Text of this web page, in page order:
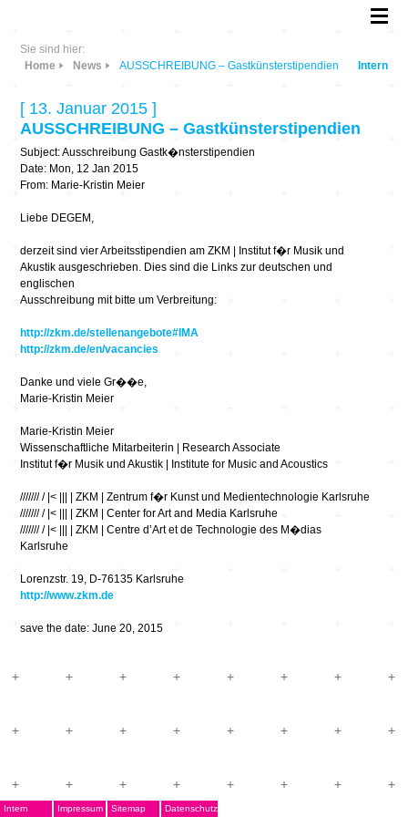
Sie sind hier:
Home
News AUSSCHREIBUNG – Gastkünsterstipendien Intern
[ 13. Januar 2015 ]
AUSSCHREIBUNG – Gastkünsterstipendien
Subject: Ausschreibung Gastk�nsterstipendien
Date: Mon, 12 Jan 2015
From: Marie-Kristin Meier
Liebe DEGEM,
derzeit sind vier Arbeitsstipendien am ZKM | Institut f�r Musik und
Akustik ausgeschrieben. Dies sind die Links zur deutschen und
englischen
Ausschreibung mit bitte um Verbreitung:
http://zkm.de/stellenangebote#IMA
http://zkm.de/en/vacancies
Danke und viele Gr��e,
Marie-Kristin Meier
Marie-Kristin Meier
Wissenschaftliche Mitarbeiterin | Research Associate
Institut f�r Musik und Akustik | Institute for Music and Acoustics
/////// / |< ||| | ZKM | Zentrum f�r Kunst und Medientechnologie Karlsruhe
/////// / |< ||| | ZKM | Center for Art and Media Karlsruhe
/////// / |< ||| | ZKM | Centre d’Art et de Technologie des M�dias
Karlsruhe
Lorenzstr. 19, D-76135 Karlsruhe
http://www.zkm.de
save the date: June 20, 2015
Intern Impressum Sitemap Datenschutz